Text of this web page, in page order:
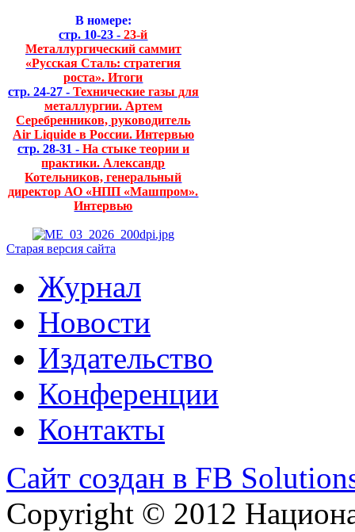
В номере:
стр. 10-23 - 23-й
Металлургический саммит
«Русская Сталь: стратегия
роста». Итоги
стр. 24-27 - Технические газы для
металлургии. Артем
Серебренников, руководитель
Air Liquide в России. Интервью
стр. 28-31 - На стыке теории и
практики. Александр
Котельников, генеральный
директор АО «НПП «Машпром».
Интервью
Старая версия сайта
Журнал
Новости
Издательство
Конференции
Контакты
Сайт создан в FB
Copyright © 2012